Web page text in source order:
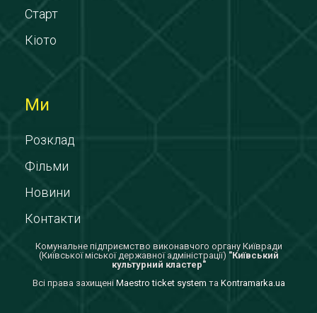
Старт
Кіото
Ми
Розклад
Фільми
Новини
Контакти
Комунальне підприємство виконавчого органу Київради
(Київської міської державної адміністрації) "Київський
культурний кластер"
Всi права захищенi Maestro ticket system та Kontramarka.ua